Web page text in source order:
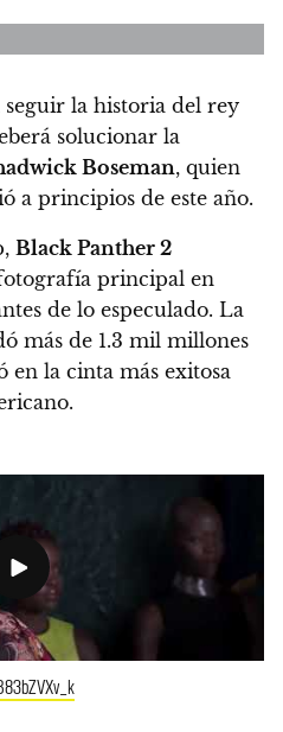
seguir la historia del rey
solucionar la
Boseman, quien
a principios de este año.
Black Panther 2
principal en
de lo especulado. La
más de 1.3 mil millones
la cinta más exitosa